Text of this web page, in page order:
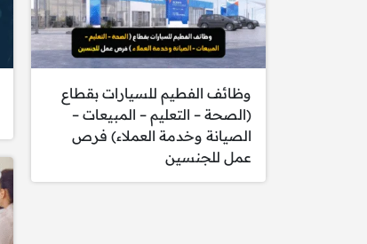
وظائف الفطيم للسيارات بقطاع
(الصحة – التعليم – المبيعات –
الصيانة وخدمة العملاء) فرص
عمل للجنسين